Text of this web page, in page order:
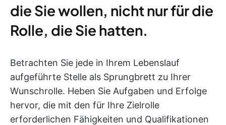
die Sie wollen, nicht nur für die
Rolle, die Sie hatten.
Betrachten Sie jede in Ihrem Lebenslauf
aufgeführte Stelle als Sprungbrett zu Ihrer
Wunschrolle. Heben Sie Aufgaben und Erfolge
hervor, die mit den für Ihre Zielrolle
erforderlichen Fähigkeiten und Qualifikationen